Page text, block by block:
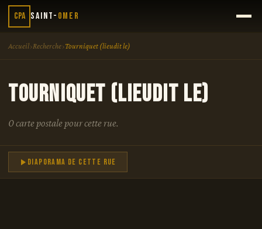
CPA Saint- Omer
Accueil›Recherche›Tourniquet (lieudit le)
Tourniquet (lieudit le)
0 carte postale pour cette rue.
Diaporama de cette rue